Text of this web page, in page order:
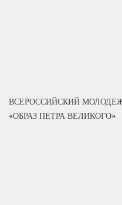
ВСЕРОССИЙСКИЙ
«ОБРАЗ ПЕТРА ВЕЛИКОГО»